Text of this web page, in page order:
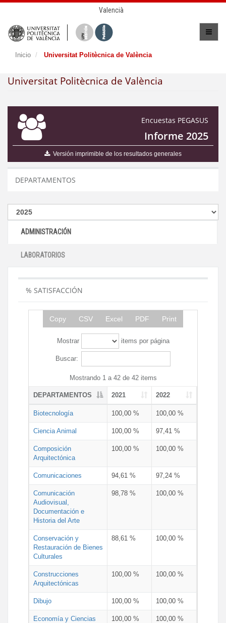
Valencià
Inicio Universitat Politècnica de València
Universitat Politècnica de València
Encuestas PEGASUS
Informe 2025
Versión imprimible de los resultados generales
DEPARTAMENTOS
ADMINISTRACIÓN
LABORATORIOS
% SATISFACCIÓN
Copy CSV Excel PDF Print
Mostrar items por página
Buscar:
Mostrando 1 a 42 de 42 items
DEPARTAMENTOS 2021 2022
Biotecnología 100,00 % 100,00 %
Ciencia Animal 100,00 % 97,41 %
Composición
Arquitectónica
100,00 % 100,00 %
Comunicaciones 94,61 % 97,24 %
Comunicación
Audiovisual,
Documentación e
Historia del Arte
98,78 % 100,00 %
Conservación y
Restauración de Bienes
Culturales
88,61 % 100,00 %
Construcciones
Arquitectónicas
100,00 % 100,00 %
Dibujo 100,00 % 100,00 %
Economía y Ciencias
100,00 % 100,00 %